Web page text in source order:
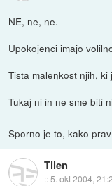
NE, ne, ne.
Upokojenci imajo
Tista malenkost njih,
Tukaj ni in ne sme biti
Sporno je to, kako
Tilen
::5. okt 2004,